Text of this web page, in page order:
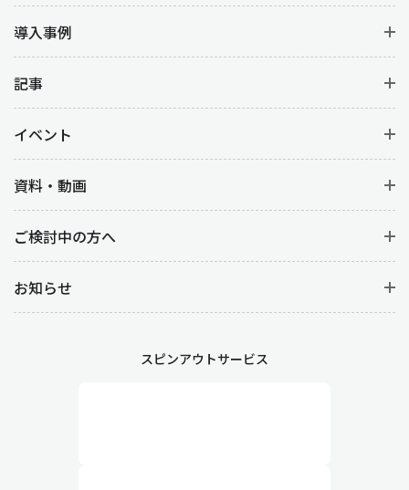
導入事例
記事
イベント
資料・動画
ご検討中の方へ
お知らせ
スピンアウトサービス